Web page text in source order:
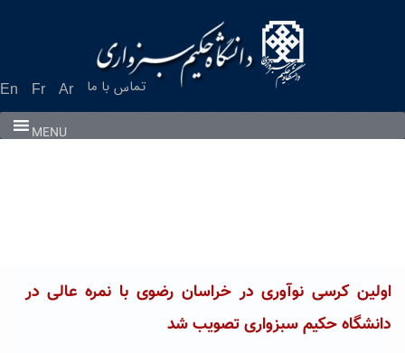
En Fr Ar تماس با ما
MENU
اولین کرسی نوآوری در خراسان رضوی با نمره عالی در
دانشگاه حکیم سبزواری تصویب شد